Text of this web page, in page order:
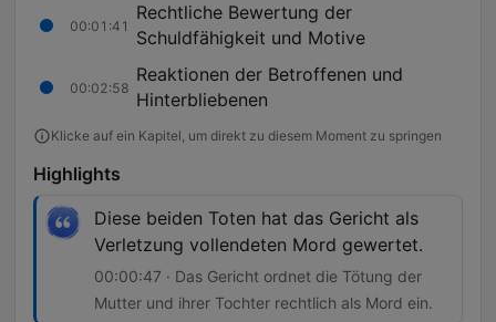
00:01:41
Rechtliche Bewertung der
Schuldfähigkeit und Motive
00:02:58
Reaktionen der Betroffenen und
Hinterbliebenen
Klicke auf ein Kapitel, um direkt zu diesem Moment zu springen
Highlights
Diese beiden Toten hat das Gericht als
Verletzung vollendeten Mord gewertet.
00:00:47 · Das Gericht ordnet die Tötung der
Mutter und ihrer Tochter rechtlich als Mord ein.